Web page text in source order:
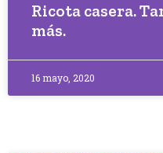
Ricota casera.
más.
16 mayo, 2020